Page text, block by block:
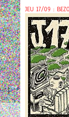
JEU 17/09 :